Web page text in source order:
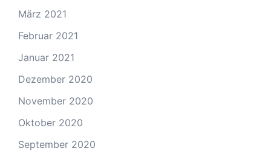
März 2021
Februar 2021
Januar 2021
Dezember 2020
November 2020
Oktober 2020
September 2020